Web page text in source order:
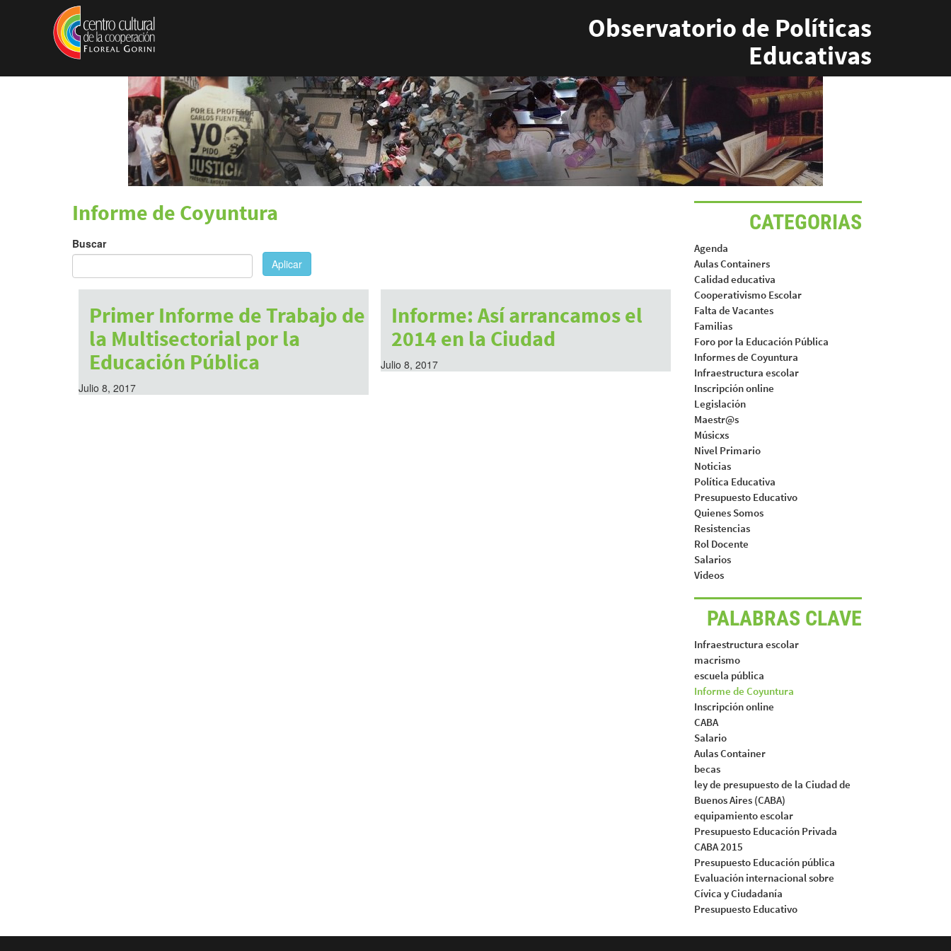
Pasar al contenido principal
Observatorio de Políticas
Educativas
Informe de Coyuntura
Buscar
Aplicar
Primer Informe de Trabajo de
la Multisectorial por la
Educación Pública
Julio 8, 2017
Informe: Así arrancamos el
2014 en la Ciudad
Julio 8, 2017
CATEGORIAS
Agenda
Aulas Containers
Calidad educativa
Cooperativismo Escolar
Falta de Vacantes
Familias
Foro por la Educación Pública
Informes de Coyuntura
Infraestructura escolar
Inscripción online
Legislación
Maestr@s
Músicxs
Nivel Primario
Noticias
Política Educativa
Presupuesto Educativo
Quienes Somos
Resistencias
Rol Docente
Salarios
Videos
PALABRAS CLAVE
Infraestructura escolar
macrismo
escuela pública
Informe de Coyuntura
Inscripción online
CABA
Salario
Aulas Container
becas
ley de presupuesto de la Ciudad de
Buenos Aires (CABA)
equipamiento escolar
Presupuesto Educación Privada
CABA 2015
Presupuesto Educación pública
Evaluación internacional sobre
Cívica y Ciudadanía
Presupuesto Educativo